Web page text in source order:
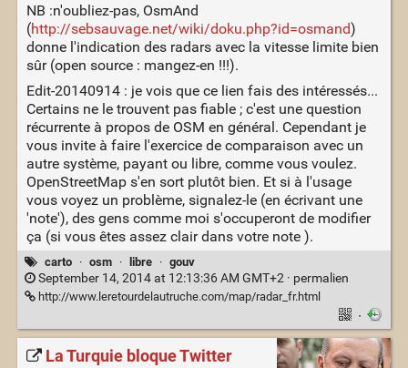
NB :n'oubliez-pas, OsmAnd
(http://sebsauvage.net/wiki/doku.php?id=osmand)
donne l'indication des radars avec la vitesse limite bien
sûr (open source : mangez-en !!!).
Edit-20140914 : je vois que ce lien fais des intéressés...
Certains ne le trouvent pas fiable ; c'est une question
récurrente à propos de OSM en général. Cependant je
vous invite à faire l'exercice de comparaison avec un
autre système, payant ou libre, comme vous voulez.
OpenStreetMap s'en sort plutôt bien. Et si à l'usage
vous voyez un problème, signalez-le (en écrivant une
'note'), des gens comme moi s'occuperont de modifier
ça (si vous êtes assez clair dans votre note ).
carto · osm · libre · gouv
September 14, 2014 at 12:13:36 AM GMT+2 · permalien
http://www.leretourdelautruche.com/map/radar_fr.html
·
La Turquie bloque Twitter